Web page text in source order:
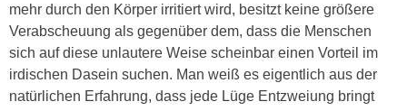
mehr durch den Körper irritiert wird, besitzt keine größere
Verabscheuung als gegenüber dem, dass die Menschen
sich auf diese unlautere Weise scheinbar einen Vorteil im
irdischen Dasein suchen. Man weiß es eigentlich aus der
natürlichen Erfahrung, dass jede Lüge Entzweiung bringt